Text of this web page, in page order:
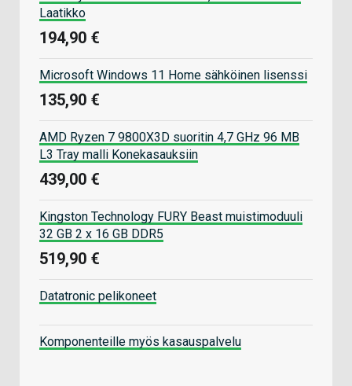
Laatikko
194,90 €
Microsoft Windows 11 Home sähköinen lisenssi
135,90 €
AMD Ryzen 7 9800X3D suoritin 4,7 GHz 96 MB
L3 Tray malli Konekasauksiin
439,00 €
Kingston Technology FURY Beast muistimoduuli
32 GB 2 x 16 GB DDR5
519,90 €
Datatronic pelikoneet
Komponenteille myös kasauspalvelu